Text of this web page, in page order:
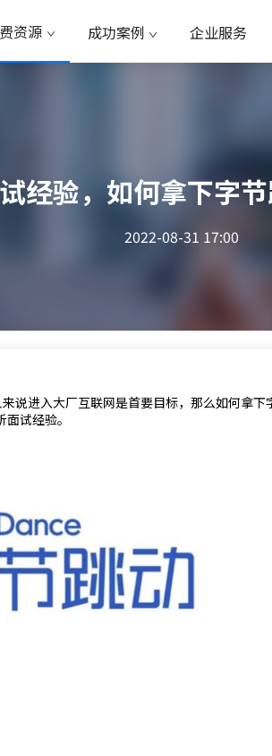
资源 成功案例 企业服务
经验，如何拿下字
2022-08-31 17:00
说进入大厂互联网是首要目标，那么如何拿下
试经验。